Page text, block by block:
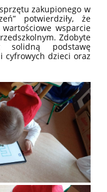
zakupionego w
potwierdziły, że
wsparcie
Zdobyte
solidną podstawę
cyfrowych dzieci oraz